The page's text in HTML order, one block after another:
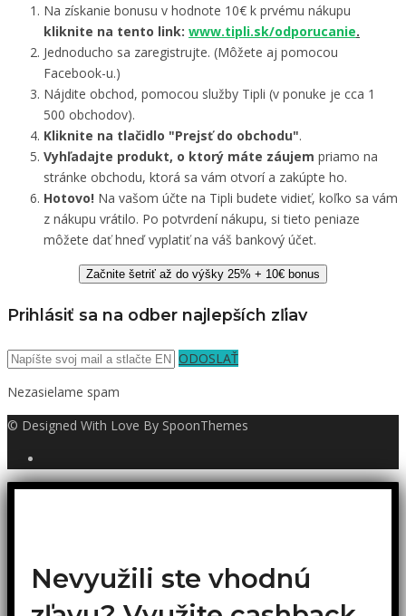
Na získanie bonusu v hodnote 10€ k prvému nákupu
kliknite na tento link: www.tipli.sk/odporucanie.
Jednoducho sa zaregistrujte. (Môžete aj pomocou
Facebook-u.)
Nájdite obchod, pomocou služby Tipli (v ponuke je cca 1
500 obchodov).
Kliknite na tlačidlo "Prejsť do obchodu".
Vyhľadajte produkt, o ktorý máte záujem priamo na
stránke obchodu, ktorá sa vám otvorí a zakúpte ho.
Hotovo! Na vašom účte na Tipli budete vidieť, koľko sa vám
z nákupu vrátilo. Po potvrdení nákupu, si tieto peniaze
môžete dať hneď vyplatiť na váš bankový účet.
Začnite šetriť až do výšky 25% + 10€ bonus
Prihlásiť sa na odber najlepších zľiav
ODOSLAŤ
Nezasielame spam
© Designed With Love By SpoonThemes
Nevyužili ste vhodnú